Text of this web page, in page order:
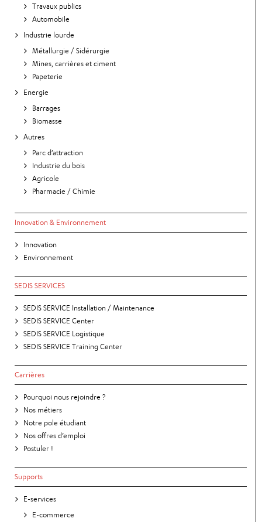
Travaux publics
Automobile
Industrie lourde
Métallurgie / Sidérurgie
Mines, carrières et ciment
Papeterie
Energie
Barrages
Biomasse
Autres
Parc d’attraction
Industrie du bois
Agricole
Pharmacie / Chimie
Innovation & Environnement
Innovation
Environnement
SEDIS SERVICES
SEDIS SERVICE Installation / Maintenance
SEDIS SERVICE Center
SEDIS SERVICE Logistique
SEDIS SERVICE Training Center
Carrières
Pourquoi nous rejoindre ?
Nos métiers
Notre pole étudiant
Nos offres d’emploi
Postuler !
Supports
E-services
E-commerce